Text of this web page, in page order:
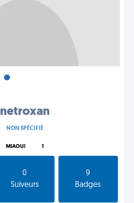
•
netroxan
NON SPÉCIFIÉ
MIAOU! 1
0
Suiveurs
9
Badges